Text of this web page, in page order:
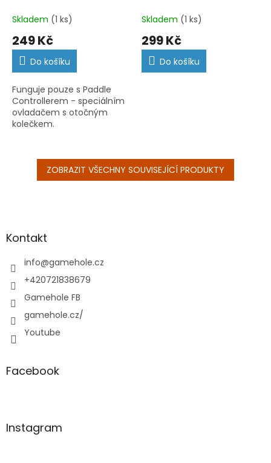
Skladem (1 ks)
249 Kč
Do košíku
Funguje pouze s Paddle
Controllerem - speciálním
ovladačem s otočným
kolečkem.
Skladem (1 ks)
299 Kč
Do košíku
ZOBRAZIT VŠECHNY SOUVISEJÍCÍ PRODUKTY
aKontakt
info@gamehole.cz
+420721838679
Gamehole FB
gamehole.cz/
Youtube
Facebook
Instagram